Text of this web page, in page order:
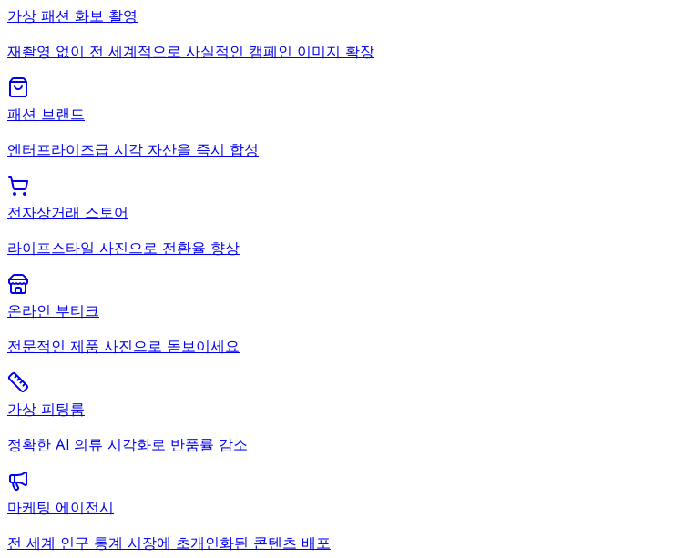
가상 패션 화보 촬영
재촬영 없이 전 세계적으로 사실적인 캠페인 이미지 확장
패션 브랜드
엔터프라이즈급 시각 자산을 즉시 합성
전자상거래 스토어
라이프스타일 사진으로 전환율 향상
온라인 부티크
전문적인 제품 사진으로 돋보이세요
가상 피팅룸
정확한 AI 의류 시각화로 반품률 감소
마케팅 에이전시
전 세계 인구 통계 시장에 초개인화된 콘텐츠 배포